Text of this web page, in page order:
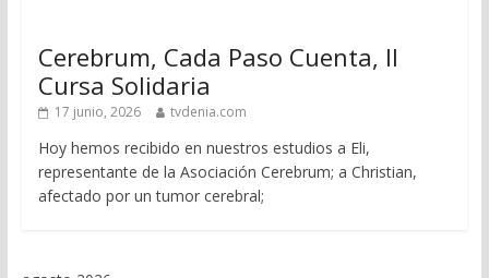
Cerebrum, Cada Paso Cuenta, II
Cursa Solidaria
17 junio, 2026 tvdenia.com
Hoy hemos recibido en nuestros estudios a Eli,
representante de la Asociación Cerebrum; a Christian,
afectado por un tumor cerebral;